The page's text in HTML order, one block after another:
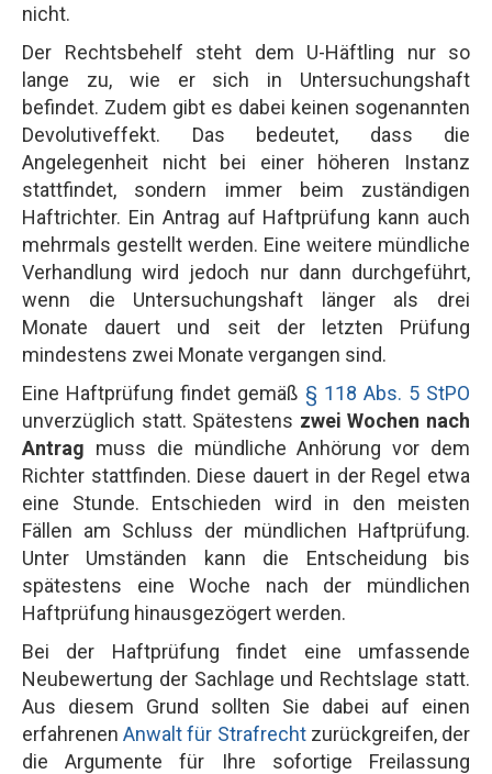
nicht.
Der Rechtsbehelf steht dem U-Häftling nur so
lange zu, wie er sich in Untersuchungshaft
befindet. Zudem gibt es dabei keinen sogenannten
Devolutiveffekt. Das bedeutet, dass die
Angelegenheit nicht bei einer höheren Instanz
stattfindet, sondern immer beim zuständigen
Haftrichter. Ein Antrag auf Haftprüfung kann auch
mehrmals gestellt werden. Eine weitere mündliche
Verhandlung wird jedoch nur dann durchgeführt,
wenn die Untersuchungshaft länger als drei
Monate dauert und seit der letzten Prüfung
mindestens zwei Monate vergangen sind.
Eine Haftprüfung findet gemäß § 118 Abs. 5 StPO
unverzüglich statt. Spätestens zwei Wochen nach
Antrag muss die mündliche Anhörung vor dem
Richter stattfinden. Diese dauert in der Regel etwa
eine Stunde. Entschieden wird in den meisten
Fällen am Schluss der mündlichen Haftprüfung.
Unter Umständen kann die Entscheidung bis
spätestens eine Woche nach der mündlichen
Haftprüfung hinausgezögert werden.
Bei der Haftprüfung findet eine umfassende
Neubewertung der Sachlage und Rechtslage statt.
Aus diesem Grund sollten Sie dabei auf einen
erfahrenenAnwalt für Strafrechtzurückgreifen, der
die Argumente für Ihre sofortige Freilassung